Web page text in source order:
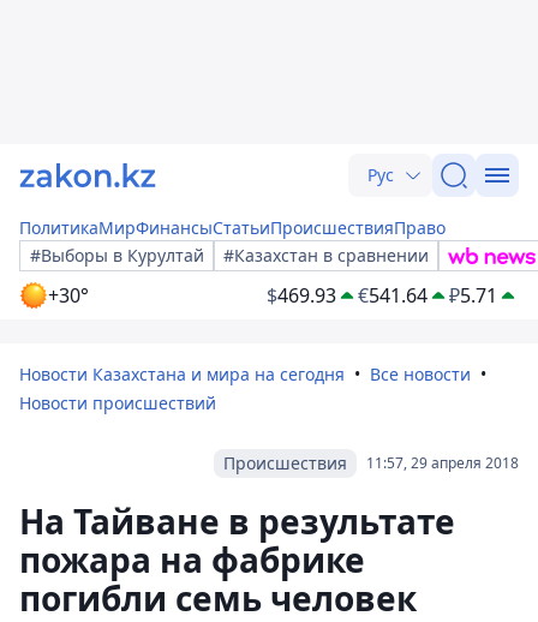
Рус
ПолитикаМирФинансыСтатьиПроисшествияПраво
#Выборы в Курултай
#Казахстан в сравнении
+30° $469.93 €541.64 ₽5.71
Новости Казахстана и мира на сегодня
Все новости
Новости происшествий
11:57, 29 апреля 2018
Происшествия
На Тайване в результате
пожара на фабрике
погибли семь человек